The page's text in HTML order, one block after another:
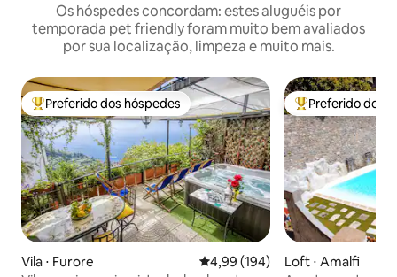
Os hóspedes concordam: estes aluguéis por
temporada pet friendly foram muito bem avaliados
por sua localização, limpeza e muito mais.
Entre os melhores preferidos dos hóspedes
Preferido dos hóspedes
Vila ⋅ Furore 4,99 de uma avaliação média de
4,99 (194)
Entre os
Preferido dos
Loft ⋅ Amalfi